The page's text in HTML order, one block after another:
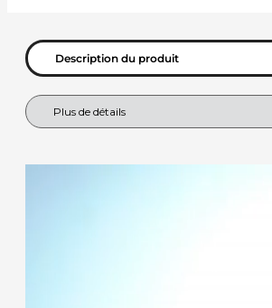
Description du produit
Plus de détails